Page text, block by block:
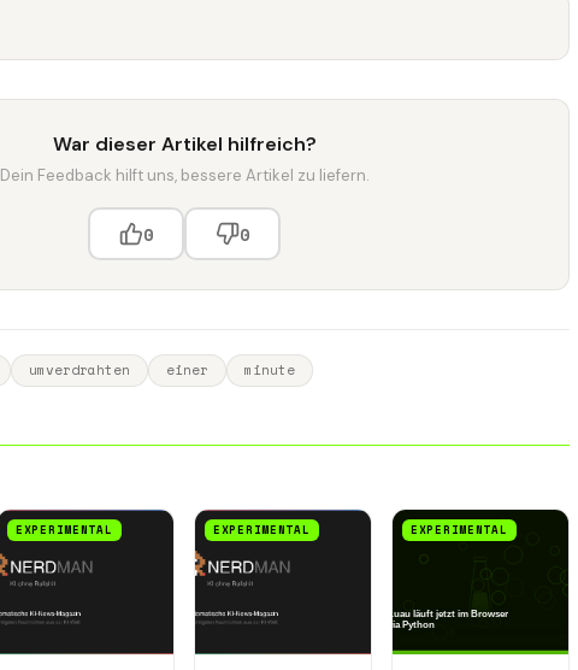
War dieser Artikel hilfreich?
Dein Feedback hilft uns, bessere Artikel zu liefern.
0 0
umverdrahten einer minute
EXPERIMENTAL EXPERIMENTAL EXPERIMENTAL